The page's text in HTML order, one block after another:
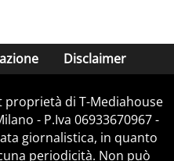
Disclaimer
proprietà di T-Mediahouse
- P.Iva 06933670967 -
giornalistica, in quanto
periodicità. Non può